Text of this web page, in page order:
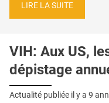
LIRE LA SUITE
VIH: Aux US,
dépistage
Actualité publiée il y a 9